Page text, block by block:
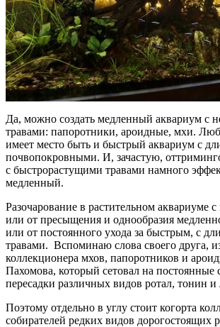
Да, можно создать медленный аквариум с
травами: папоротники, ароидные, мхи.
имеет место быть и быстрый аквариум с
почвопокровными. И, зачастую,
с быстрорастущими травами намного
медленный.
Разочарование в растительном аквариуме
или от пресыщения и однообразия
или от постоянного ухода за быстрым, с
травами. Вспоминаю слова своего друга,
коллекционера мхов, папоротников и
Пахомова, который сетовал на постоянные
пересадки различных видов ротал, тонин
Поэтому отдельно в углу стоит когорта
собирателей редких видов дорогостоящих